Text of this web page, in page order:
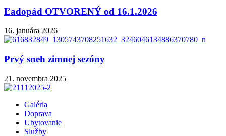
Ľadopád OTVORENÝ od 16.1.2026
16. januára 2026
Prvý sneh zimnej sezóny
21. novembra 2025
Galéria
Doprava
Ubytovanie
Služby